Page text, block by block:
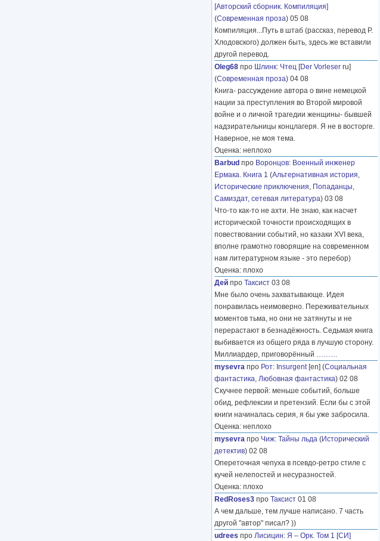
[Авторский сборник. Компиляция]
(Современная проза) 05 08
Компиляция...Путь в штаб (рассказ, перевод Р.
Хлодовского) должен быть, здесь же вставили
другой перевод.
Oleg68 про Шлинк: Чтец [Der Vorleser ru]
(Современная проза) 04 08
Книга- рассуждение автора о вине немецкой
нации за преступления во Второй мировой
войне и о личной трагедии женщины- бывшей
надзирательницы концлагеря. Я не в восторге.
Наверное, не моя тема.
Оценка: неплохо
Barbud про Воронцов: Военный инженер
Ермака. Книга 1 (Альтернативная история,
Исторические приключения, Попаданцы,
Самиздат, сетевая литература) 03 08
Что-то как-то не ахти. Не знаю, как насчет
исторической точности происходящих в
повествовании событий, но казаки XVI века,
вполне грамотно говорящие на современном
нам литературном языке - это перебор)
Оценка: плохо
Дей про Таксист 03 08
Мне было очень захватывающе. Идея
понравилась неимоверно. Переживательных
моментов тьма, но они не затянуты и не
перерастают в безнадёжность. Седьмая книга
выбивается из общего ряда в лучшую сторону.
Миллиардер, приговорённый ………
mysevra про Рот: Insurgent[en] (Социальная
фантастика, Любовная фантастика) 02 08
Скучнее первой: меньше событий, больше
обид, рефлексии и претензий. Если бы с этой
книги начиналась серия, я бы уже забросила.
Оценка: неплохо
mysevra про Чиж: Тайны льда (Исторический
детектив) 02 08
Опереточная чепуха в псевдо-ретро стиле с
кучей нелепостей и несуразностей.
Оценка: плохо
RedRoses3 про Таксист 01 08
А чем дальше, тем лучше написано. 7 часть
другой "автор" писал? ))
udrees про Лисицин: Я – Орк. Том 1 [СИ]